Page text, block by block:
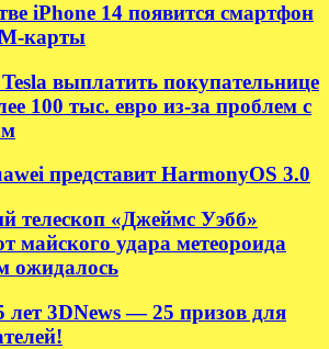
iPhone 14 появится смартфон
карты
выплатить покупательнице
100 тыс. евро из-за проблем с
представит HarmonyOS 3.0
телескоп «Джеймс Уэбб»
майского удара метеороида
ожидалось
лет 3DNews — 25 призов для